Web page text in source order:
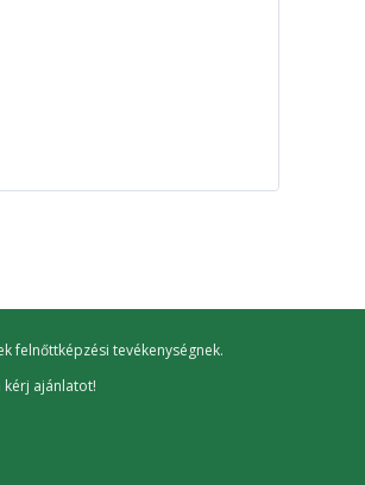
felnőttképzési tevékenységnek.
kérj ajánlatot!